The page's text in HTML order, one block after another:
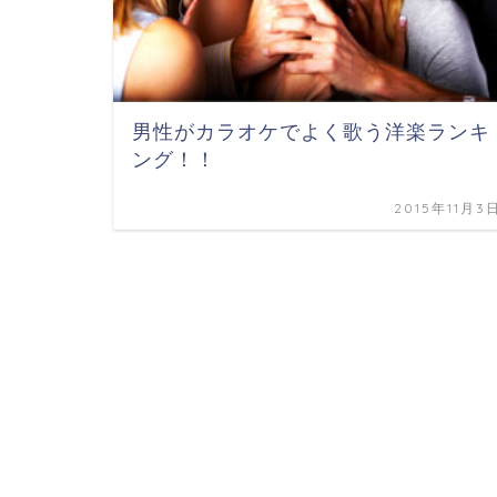
男性がカラオケでよく歌う洋楽ランキ
ング！！
2015年11月3